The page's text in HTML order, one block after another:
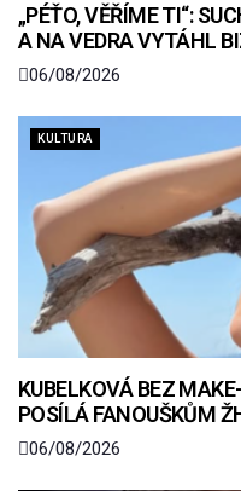
„PÉŤO, VĚŘÍME TI“:
A NA VEDRA VYTÁHL
06/08/2026
KULTURA
KUBELKOVÁ BEZ
POSÍLÁ FANOUŠKŮM
06/08/2026